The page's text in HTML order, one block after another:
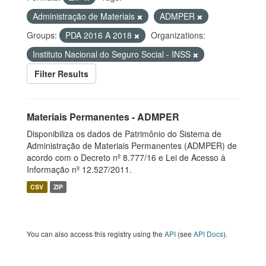
Administração de Materiais
ADMPER
Groups:
PDA 2016 A 2018
Organizations:
Instituto Nacional do Seguro Social - INSS
Filter Results
Materiais Permanentes - ADMPER
Disponibiliza os dados de Patrimônio do Sistema de
Administração de Materiais Permanentes (ADMPER) de
acordo com o Decreto nº 8.777/16 e Lei de Acesso à
Informação nº 12.527/2011.
CSV ZIP
You can also access this registry using the API (see API Docs).